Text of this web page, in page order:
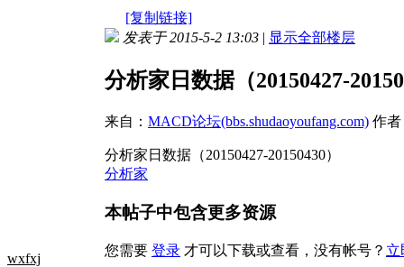
[复制链接]
wxfxj
发表于 2015-5-2 13:03 | 显示全部楼层
分析家日数据（20150427-
来自： MACD论坛(bbs.shudaoyoufang.com) 作者
分析家日数据（20150427-20150430）
分析家
本帖子中包含更多资源
您需要 登录 才可以下载或查看，没有帐号？ 立